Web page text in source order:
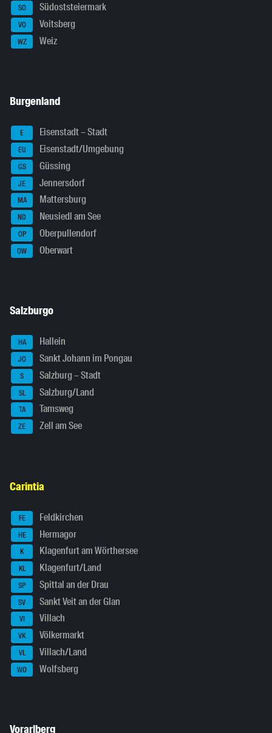
SO Südoststeiermark
VO Voitsberg
WZ Weiz
Burgenland
E Eisenstadt – Stadt
EU Eisenstadt/Umgebung
GS Güssing
JE Jennersdorf
MA Mattersburg
ND Neusiedl am See
OP Oberpullendorf
OW Oberwart
Salzburgo
HA Hallein
JO Sankt Johann im Pongau
S Salzburg – Stadt
SL Salzburg/Land
TA Tamsweg
ZE Zell am See
Carintia
FE Feldkirchen
HE Hermagor
K Klagenfurt am Wörthersee
KL Klagenfurt/Land
SP Spittal an der Drau
SV Sankt Veit an der Glan
VI Villach
VK Völkermarkt
VL Villach/Land
WO Wolfsberg
Vorarlberg